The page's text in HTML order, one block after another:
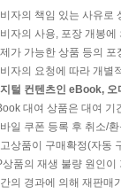
자의 책임 있는 사유로
자의 사용, 포장 개봉
가 가능한 상품 등의
자의 요청에 따라 개별
털 컨텐츠인 eBook,
대여 상품은 대여 기
일 쿠폰 등록 후 취소/
상품이 구매확정(자동
상품의 재생 불량 원인
의 경과에 의해 재판매